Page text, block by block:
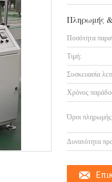
Πληρωμής
Ποσότητα
Τιμή:
Συσκευασία
Χρόνος
Όροι πληρωμής:
Δυνατότητα